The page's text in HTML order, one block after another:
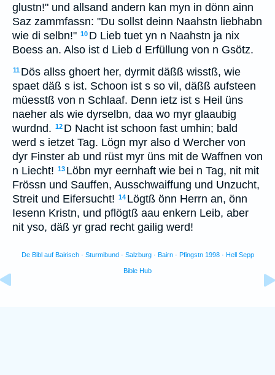
glustn!" und allsand andern kan myn in dönn ainn
Saz zammfassn: "Du sollst deinn Naahstn liebhabn
wie di selbn!" 10 D Lieb tuet yn n Naahstn ja nix
Boess an. Also ist d Lieb d Erfüllung von n Gsötz.
11 Dös allss ghoert her, dyrmit däßß wisstß, wie
spaet däß s ist. Schoon ist s so vil, däßß aufsteen
müesstß von n Schlaaf. Denn ietz ist s Heil üns
naeher als wie dyrselbn, daa wo myr glaaubig
wurdnd. 12 D Nacht ist schoon fast umhin; bald
werd s ietzet Tag. Lögn myr also d Wercher von
dyr Finster ab und rüst myr üns mit de Waffnen von
n Liecht! 13 Löbn myr eernhaft wie bei n Tag, nit mit
Frössn und Sauffen, Ausschwaiffung und Unzucht,
Streit und Eifersucht! 14 Lögtß önn Herrn an, önn
Iesenn Kristn, und pflögtß aau enkern Leib, aber
nit yso, däß yr grad recht gailig werd!
De Bibl auf Bairisch · Sturmibund · Salzburg · Bairn · Pfingstn 1998 · Hell Sepp
Bible Hub